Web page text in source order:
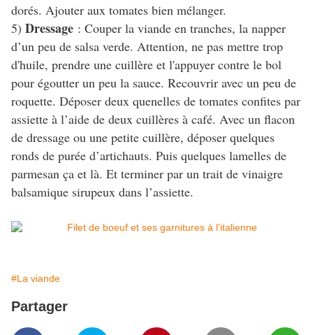
dorés. Ajouter aux tomates bien mélanger.
5) Dressage : Couper la viande en tranches, la napper
d’un peu de salsa verde. Attention, ne pas mettre trop
d'huile, prendre une cuillère et l'appuyer contre le bol
pour égoutter un peu la sauce. Recouvrir avec un peu de
roquette. Déposer deux quenelles de tomates confites par
assiette à l’aide de deux cuillères à café. Avec un flacon
de dressage ou une petite cuillère, déposer quelques
ronds de purée d’artichauts. Puis quelques lamelles de
parmesan ça et là. Et terminer par un trait de vinaigre
balsamique sirupeux dans l’assiette.
#La viande
Partager